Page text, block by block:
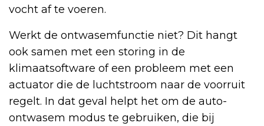
vocht af te voeren.
Werkt de ontwasemfunctie niet? Dit hangt
ook samen met een storing in de
klimaatsoftware of een probleem met een
actuator die de luchtstroom naar de voorruit
regelt. In dat geval helpt het om de auto-
ontwasem modus te gebruiken, die bij